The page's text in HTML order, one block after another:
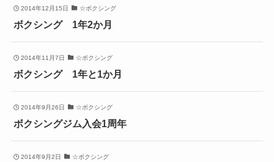
2014年12月15日 ☆ボクシング
ボクシング 1年2か月
2014年11月7日 ☆ボクシング
ボクシング 1年と1か月
2014年9月26日 ☆ボクシング
ボクシングジム入会1周年
2014年9月2日 ☆ボクシング